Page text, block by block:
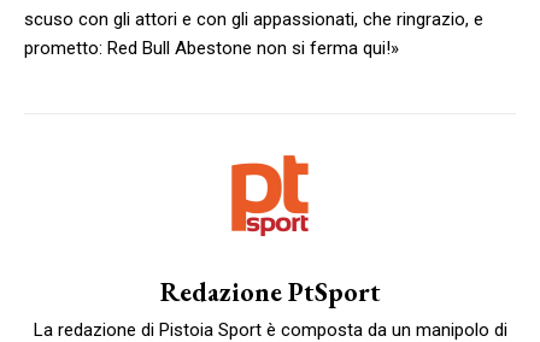
scuso con gli attori e con gli appassionati, che ringrazio, e
prometto: Red Bull Abestone non si ferma qui!»
Redazione PtSport
La redazione di Pistoia Sport è composta da un manipolo di